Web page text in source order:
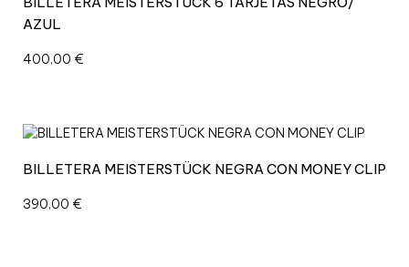
AZUL
400,00 €
BILLETERA MEISTERSTÜCK NEGRA CON MONEY CLIP
390,00 €